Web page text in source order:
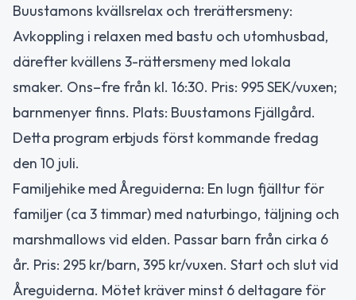
Buustamons kvällsrelax och trerättersmeny:
Avkoppling i relaxen med bastu och utomhusbad,
därefter kvällens 3-rättersmeny med lokala
smaker. Ons–fre från kl. 16:30. Pris: 995 SEK/vuxen;
barnmenyer finns. Plats: Buustamons Fjällgård.
Detta program erbjuds först kommande fredag
den 10 juli.
Familjehike med Åreguiderna: En lugn fjälltur för
familjer (ca 3 timmar) med naturbingo, täljning och
marshmallows vid elden. Passar barn från cirka 6
år. Pris: 295 kr/barn, 395 kr/vuxen. Start och slut vid
Åreguiderna. Mötet kräver minst 6 deltagare för